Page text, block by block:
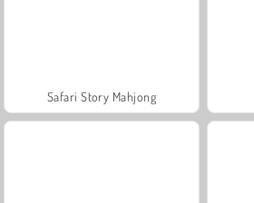
Safari Story Mahjong